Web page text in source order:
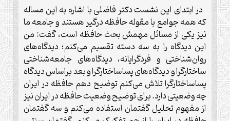
در ابتدای این نشست دکتر فاضلی با اشاره به این مساله
که همه جوامع با مقوله حافظه درگیر هستند و جامعه ما
نیز یکی از مسائل مهمش بحث حافظه است، گفت: من
این دیدگاه را به سه دسته تقسیم می‌کنم؛ دیدگاه‌های
روان‌شناختی و فردگرایانه، دیدگاه‌های جامعه‌شناختی
ساختارگرا و دیدگاه‌های پساساختارگرا و بعد براساس دیدگاه
پساساختارگرا تلاش می‌کنم توضیح دهم حافظه در ایران
چه وضعیتی دارد. برای توضیح وضعیت حافظه در ایران نیز
از مفهوم تحلیل گفتمان استفاده می‌کنم و سه گفتمان